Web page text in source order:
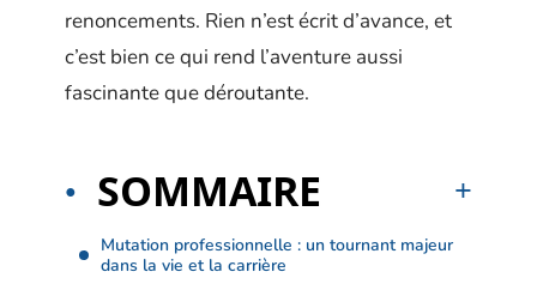
renoncements. Rien n’est écrit d’avance, et
c’est bien ce qui rend l’aventure aussi
fascinante que déroutante.
SOMMAIRE
Mutation professionnelle : un tournant majeur
dans la vie et la carrière